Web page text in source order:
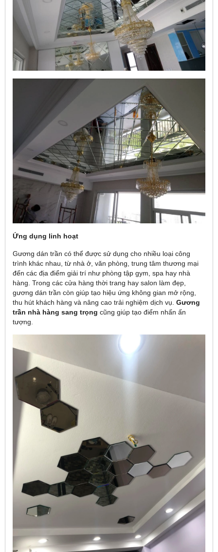
Ứng dụng linh hoạt
Gương dán trần có thể được sử dụng cho nhiều loại công
trình khác nhau, từ nhà ở, văn phòng, trung tâm thương mại
đến các địa điểm giải trí như phòng tập gym, spa hay nhà
hàng. Trong các cửa hàng thời trang hay salon làm đẹp,
gương dán trần còn giúp tạo hiệu ứng không gian mở rộng,
thu hút khách hàng và nâng cao trải nghiệm dịch vụ. Gương
trần nhà hàng sang trọng cũng giúp tạo điểm nhấn ấn
tượng.